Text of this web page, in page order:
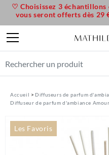
Accueil
Diffuseurs de parfum
Diffuseur de parfum d'ambiance
Les Favoris
♡ Choisissez 3
vous seront offerts dès 29